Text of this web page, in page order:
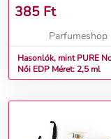
385 Ft
Parfumeshop
Hasonlók, mint PURE
Női EDP Méret: 2,5 ml